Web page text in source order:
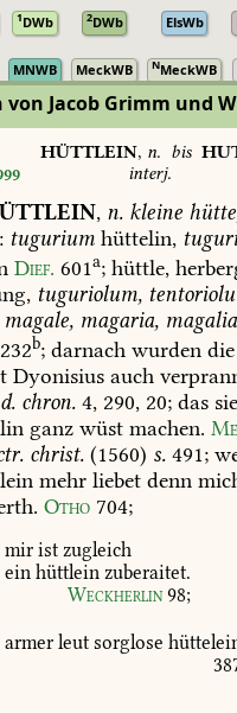
1DWb 2DWb ElsWb
MNWB MeckWB NMeckWB
von Jacob Grimm und
HÜTTLEIN, n. bis
interj.
, n. kleine
tugurium hüttelin,
Dief. 601a; hüttle,
tuguriolum,
magale, magaria,
232b; darnach wurden die
Dyonisius auch
d. chron. 4, 290, 20; das
ganz wüst machen.
christ. (1560) s. 491;
mehr liebet denn
Otho 704;
mir ist zugleich
ein hüttlein zuberaitet.
Weckherlin 98;
armer leut sorglose